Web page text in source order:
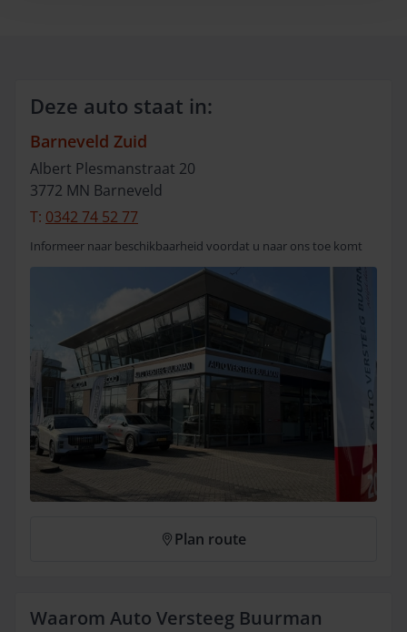
Deze auto staat in:
Barneveld Zuid
Albert Plesmanstraat 20
3772 MN Barneveld
T: 0342 74 52 77
Informeer naar beschikbaarheid voordat u naar ons toe komt
Plan route
Waarom Auto Versteeg Buurman